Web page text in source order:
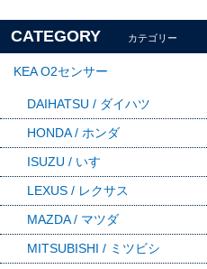
CATEGORY カテゴリー
KEA O2センサー
DAIHATSU / ダイハツ
HONDA / ホンダ
ISUZU / いすゞ
LEXUS / レクサス
MAZDA / マツダ
MITSUBISHI / ミツビシ